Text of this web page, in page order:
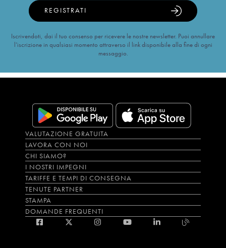
REGISTRATI
Iscrivendoti, dai il tuo consenso per ricevere le nostre newsletter. Puoi annullare
l’iscrizione in qualsiasi momento attraverso il link disponibile alla fine di ogni
messaggio.
VALUTAZIONE GRATUITA
LAVORA CON NOI
CHI SIAMO?
I NOSTRI IMPEGNI
TARIFFE E TEMPI DI CONSEGNA
TENUTE PARTNER
STAMPA
DOMANDE FREQUENTI